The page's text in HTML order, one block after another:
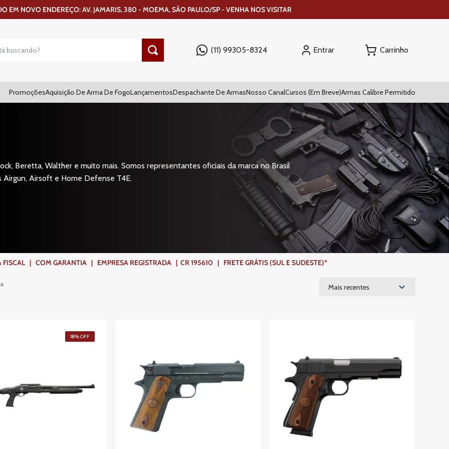
EM NOVO ENDEREÇO: AV. JAMARIS, 380 - MOEMA, SÃO PAULO/SP - VENHA NOS VISITAR
(11) 99305-8324 Entrar
PromoçõesAquisição De Arma De FogoLançamentosDespachante De ArmasNosso CanalCursos (Em Breve)Armas Calibre Permitido
Beretta, Walther e muito mais. Somos representantes oficiais da marca no Brasil
Airsoft e Home Defense T4E.
| COM GARANTIA | EMPRESA REGISTRADA | CR 195610 | FRETE GRÁTIS (SUL E SUDESTE)*
Mais recentes
18%OFF